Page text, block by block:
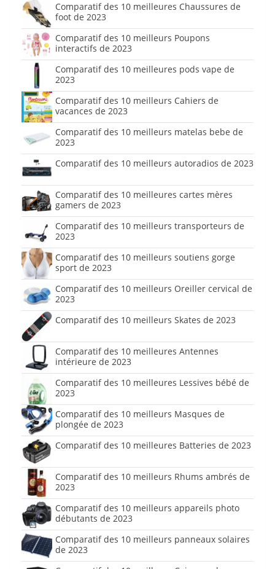
Comparatif des 10 meilleures Chaussures de
foot de 2023
Comparatif des 10 meilleurs Poupons
interactifs de 2023
Comparatif des 10 meilleures pods vape de
2023
Comparatif des 10 meilleurs Cahiers de
vacances de 2023
Comparatif des 10 meilleurs matelas bebe de
2023
Comparatif des 10 meilleurs autoradios de 2023
Comparatif des 10 meilleures cartes mères
gamers de 2023
Comparatif des 10 meilleurs transporteurs de
2023
Comparatif des 10 meilleurs soutiens gorge
sport de 2023
Comparatif des 10 meilleurs Oreiller cervical de
2023
Comparatif des 10 meilleurs Skates de 2023
Comparatif des 10 meilleures Antennes
intérieure de 2023
Comparatif des 10 meilleures Lessives bébé de
2023
Comparatif des 10 meilleurs Masques de
plongée de 2023
Comparatif des 10 meilleures Batteries de 2023
Comparatif des 10 meilleurs Rhums ambrés de
2023
Comparatif des 10 meilleurs appareils photo
débutants de 2023
Comparatif des 10 meilleurs panneaux solaires
de 2023